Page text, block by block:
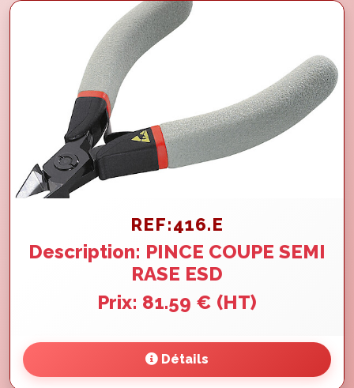
REF:416.E
Description: PINCE COUPE SEMI
RASE ESD
Prix: 81.59 € (HT)
Détails